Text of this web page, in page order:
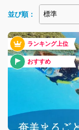
採用情報
並び順：
ランキング上位
おすすめ